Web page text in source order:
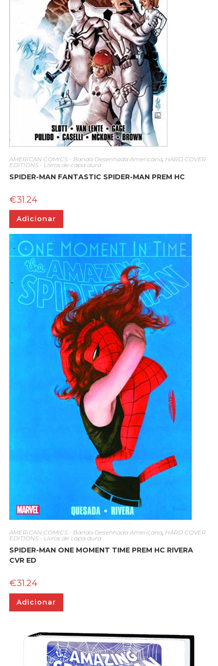
AMERICAN COMICS - Banda Desenhada Americana, HARD COVER
EDITIONS - Livros de capa dura
SPIDER-MAN FANTASTIC SPIDER-MAN PREM HC
€31.24
Adicionar
AMERICAN COMICS - Banda Desenhada Americana, HARD COVER
EDITIONS - Livros de capa dura
SPIDER-MAN ONE MOMENT TIME PREM HC RIVERA
CVR ED
€31.24
Adicionar